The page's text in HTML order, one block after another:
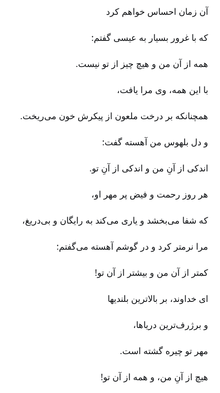
آن زمان احساس خواهم کرد
که با غرور بسیار به عیسی گفتم‌:
همه از آن من و هیچ چیز از تو نیست‌.
با این همه‌، وی مرا یافت‌،
همچنانکه بر درخت ملعون از پیکرش خون می‌ریخت‌.
و دل بلهوس من آهسته گفت‌:
اندکی از آنِ من و اندکی از آنِ تو.
هر روز رحمت و فیض پر مهر او،
که شفا می‌بخشد و یاری می‌کند به رایگان و بی‌دریغ‌،
مرا نرمتر کرد و در گوشم آهسته می‌گفتم‌:
کمتر از آن من و بیشتر از آن تو!
ای خداوند، بر بالاترین بلندیها
و برژرف‌ترین دریاها،
مهر تو چیره گشته است‌.
هیچ از آنِ من‌، و همه از آن تو!